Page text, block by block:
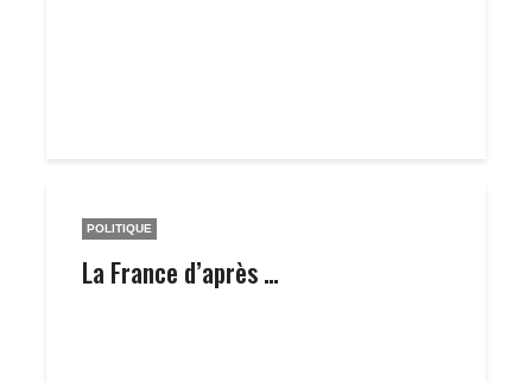
POLITIQUE
La France d’après …